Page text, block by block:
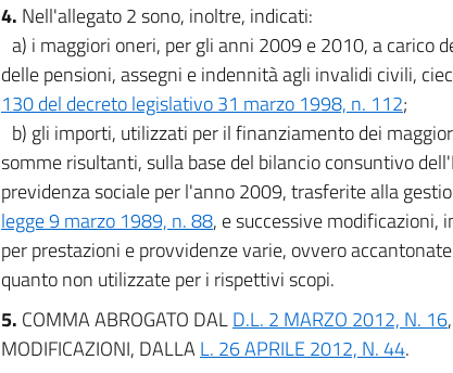
4. Nell'allegato 2 sono, inoltre, indicati:
a) i maggiori oneri, per gli anni 2009 e 2010, a carico
delle pensioni, assegni e indennità agli invalidi civili,
130 del decreto legislativo 31 marzo 1998, n. 112;
b) gli importi, utilizzati per il finanziamento dei
somme risultanti, sulla base del bilancio consuntivo
previdenza sociale per l'anno 2009, trasferite alla
legge 9 marzo 1989, n. 88, e successive modificazioni,
per prestazioni e provvidenze varie, ovvero
quanto non utilizzate per i rispettivi scopi.
5. COMMA ABROGATO DALD.L. 2 MARZO 2012, N. 16
MODIFICAZIONI, DALLA L. 26 APRILE 2012, N. 44.